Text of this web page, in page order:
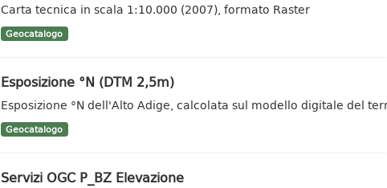
Carta tecnica in scala 1:10.000 (2007), formato Raster
Geocatalogo
Esposizione °N (DTM 2,5m)
Esposizione °N dell'Alto Adige, calcolata sul modello digitale del
Geocatalogo
Servizi OGC P_BZ Elevazione